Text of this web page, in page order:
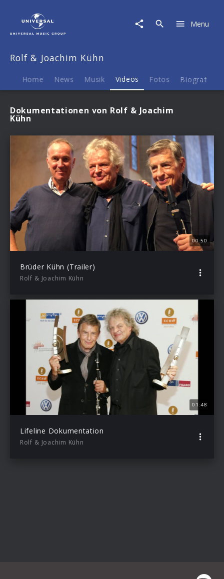
Kühn
Videos
Menu
Rolf & Joachim Kühn
Home News Musik Videos Fotos Biografie
Dokumentationen von Rolf & Joachim
Kühn
00:50
Brüder Kühn (Trailer)
Rolf & Joachim Kühn
01:48
Lifeline Dokumentation
Rolf & Joachim Kühn